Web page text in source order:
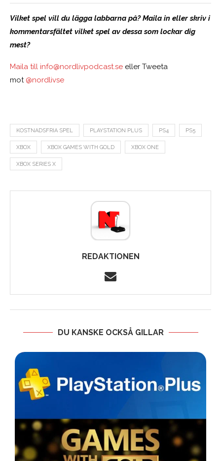
Vilket spel vill du lägga labbarna på? Maila in eller skriv i
kommentarsfältet vilket spel av dessa som lockar dig
mest?
Maila till info@nordlivpodcast.se eller Tweeta
mot @nordlivse
KOSTNADSFRIA SPEL PLAYSTATION PLUS PS4 PS5
XBOX XBOX GAMES WITH GOLD XBOX ONE
XBOX SERIES X
REDAKTIONEN
DU KANSKE OCKSÅ GILLAR